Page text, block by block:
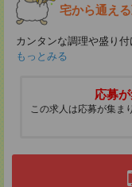
宅から通え
カンタンな調理や盛り
もっとみる
応募
この求人は応募が集ま